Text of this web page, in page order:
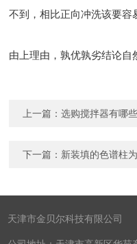
不到，相比正向冲洗该要容
由上理由，孰优孰劣结论自
上一篇：选购搅拌器有哪
下一篇： 新装填的色谱柱
天津市金贝尔科技有限公司